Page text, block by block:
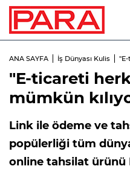
ANA SAYFA İş Dünyası Kulis
"E-ticareti
mümkün
Link ile ödeme ve
popülerliği tüm
online tahsilat ürünü